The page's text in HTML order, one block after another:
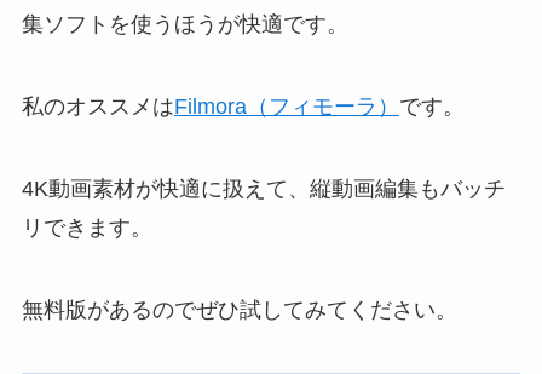
集ソフトを使うほうが快適です。
私のオススメはFilmora（フィモーラ） です。
4K動画素材が快適に扱えて、縦動画編集もバッチ
リできます。
無料版があるのでぜひ試してみてください。